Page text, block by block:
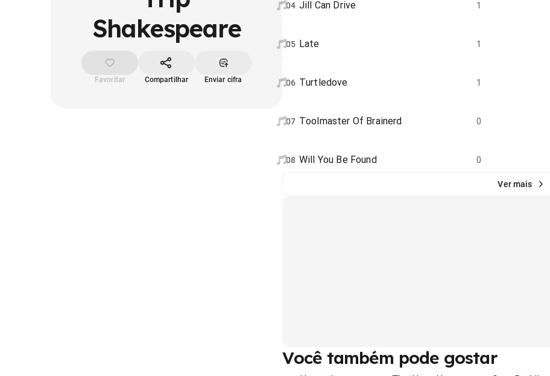
Shakespeare
Favoritar Compartilhar Enviar cifra
04 Jill Can Drive 1
05 Late 1
06 Turtledove 1
07 Toolmaster Of Brainerd 0
08 Will You Be Found 0
Ver mais
Você também pode gostar